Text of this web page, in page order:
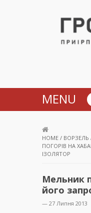
MENU
HOME / ВОРЗЕЛЬ
ПОГОРІВ НА
ІЗОЛЯТОР
Мельник
його
— 27 Липня 2013